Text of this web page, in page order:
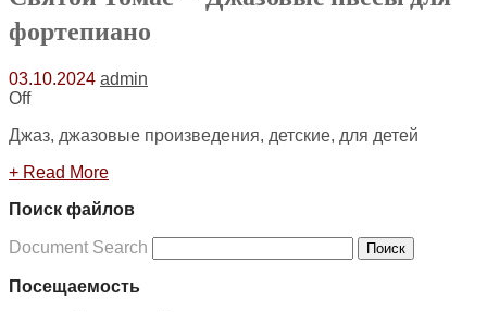
фортепиано
03.10.2024 admin
Off
Джаз, джазовые произведения, детские, для детей
+ Read More
Поиск файлов
Document Search Поиск
Посещаемость